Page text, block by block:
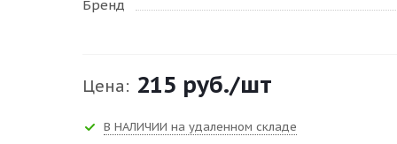
Бренд
Цена: 215 руб./шт
В НАЛИЧИИ на удаленном складе